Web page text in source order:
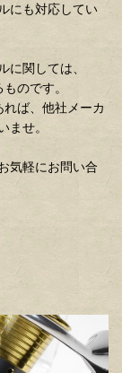
にも対応してい
に関しては、
のです。
ば、他社メーカ
ませ。
気軽にお問い合